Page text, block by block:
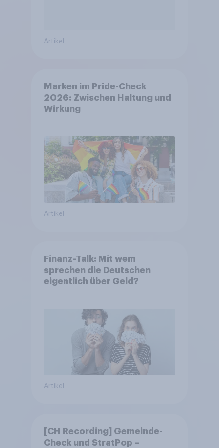
Artikel
Marken im Pride-Check
2026: Zwischen Haltung und
Wirkung
Artikel
Finanz-Talk: Mit wem
sprechen die Deutschen
eigentlich über Geld?
Artikel
[CH Recording] Gemeinde-
Check und StratPop –